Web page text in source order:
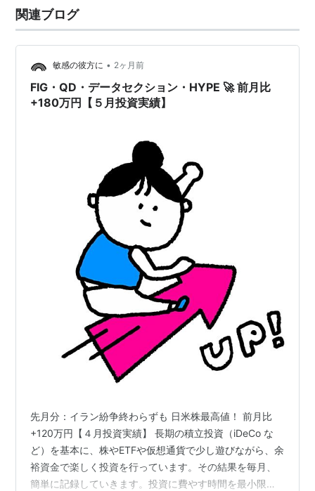
関連ブログ
敏感の彼方に • 2ヶ月前
FIG・QD・データセクション・HYPE 🚀 前月比
+180万円【５月投資実績】
先月分：イラン紛争終わらずも 日米株最高値！ 前月比
+120万円【４月投資実績】 長期の積立投資（iDeCo な
ど）を基本に、株やETFや仮想通貨で少し遊びながら、余
裕資金で楽しく投資を行っています。その結果を毎月、
簡単に記録していきます。投資に費やす時間を最小限に